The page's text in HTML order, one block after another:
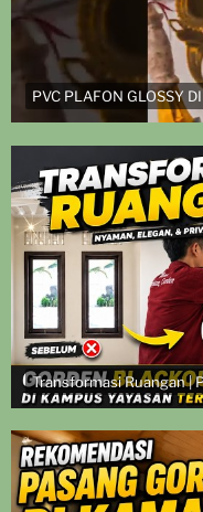
PVC PLAFON GLOSSY